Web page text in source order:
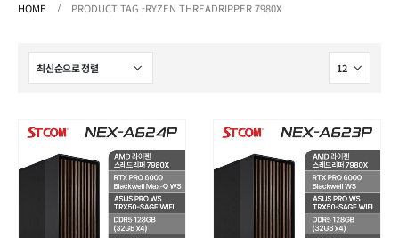
HOME PRODUCT TAG -RYZEN THREADRIPPER 7980X